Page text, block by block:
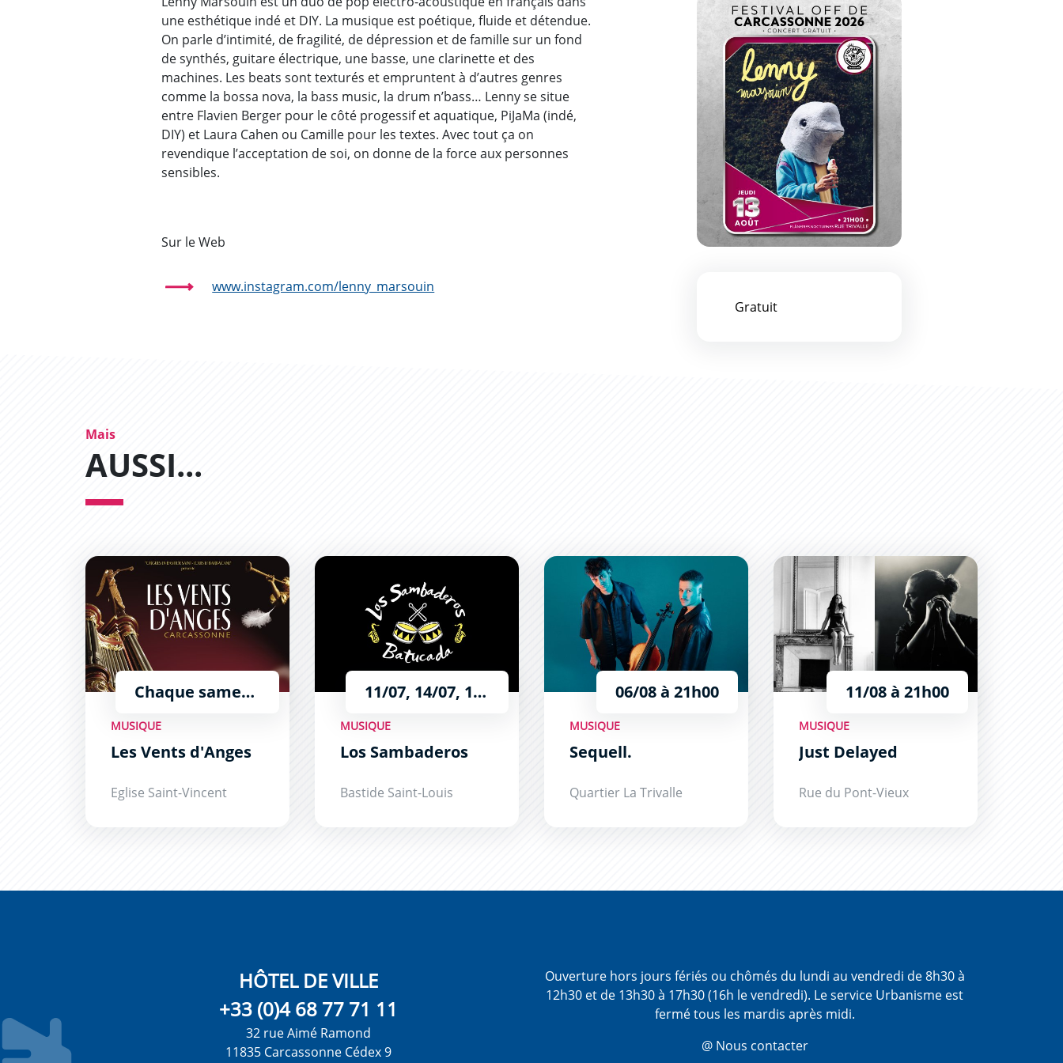
une esthétique indé et DIY. La musique est poétique, fluide et détendue.
On parle d’intimité, de fragilité, de dépression et de famille sur un fond
de synthés, guitare électrique, une basse, une clarinette et des
machines. Les beats sont texturés et empruntent à d’autres genres
comme la bossa nova, la bass music, la drum n’bass… Lenny se situe
entre Flavien Berger pour le côté progessif et aquatique, PiJaMa (indé,
DIY) et Laura Cahen ou Camille pour les textes. Avec tout ça on
revendique l’acceptation de soi, on donne de la force aux personnes
sensibles.
Sur le Web
www.instagram.com/lenny_marsouin
Gratuit
Mais
AUSSI...
Les Vents d&#039;Anges
Chaque samedi à 11h - du 4 juillet au 29 août
MUSIQUE
Les Vents d'Anges
Eglise Saint-Vincent
Los Sambaderos
11/07, 14/07, 18/07, 25/07, 08/08, 15/08 et le 22/08
MUSIQUE
Los Sambaderos
Bastide Saint-Louis
Sequell.
06/08 à 21h00
MUSIQUE
Sequell.
Quartier La Trivalle
Just Delayed
11/08 à 21h00
MUSIQUE
Just Delayed
Rue du Pont-Vieux
HÔTEL DE VILLE
+33 (0)4 68 77 71 11
32 rue Aimé Ramond
11835 Carcassonne Cédex 9
Ouverture hors jours fériés ou chômés du lundi au vendredi de 8h30 à
12h30 et de 13h30 à 17h30 (16h le vendredi). Le service Urbanisme est
fermé tous les mardis après midi.
@ Nous contacter